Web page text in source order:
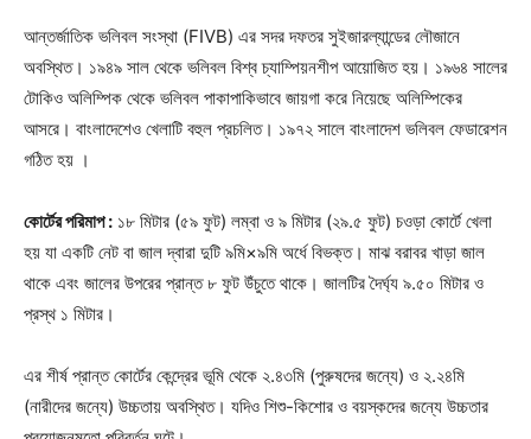
আন্তর্জাতিক ভলিবল সংস্থা (FIVB) এর সদর দফতর সুইজারল্যান্ডের লৌজানে
অবস্থিত। ১৯৪৯ সাল থেকে ভলিবল বিশ্ব চ্যাম্পিয়নশীপ আয়োজিত হয়। ১৯৬৪ সালের
টোকিও অলিম্পিক থেকে ভলিবল পাকাপাকিভাবে জায়গা করে নিয়েছে অলিম্পিকের
আসরে। বাংলাদেশেও খেলাটি বহুল প্রচলিত। ১৯৭২ সালে বাংলাদেশ ভলিবল ফেডারেশন
গঠিত হয় ।
কোর্টের পরিমাপ : ১৮ মিটার (৫৯ ফুট) লম্বা ও ৯ মিটার (২৯.৫ ফুট) চওড়া কোর্টে খেলা
হয় যা একটি নেট বা জাল দ্বারা দুটি ৯মি×৯মি অর্ধে বিভক্ত। মাঝ বরাবর খাড়া জাল
থাকে এবং জালের উপরের প্রান্ত ৮ ফুট উঁচুতে থাকে। জালটির দৈর্ঘ্য ৯.৫০ মিটার ও
প্রস্থ ১ মিটার।
এর শীর্ষ প্রান্ত কোর্টের কেন্দ্রের ভূমি থেকে ২.৪৩মি (পুরুষদের জন্যে) ও ২.২৪মি
(নারীদের জন্যে) উচ্চতায় অবস্থিত। যদিও শিশু-কিশোর ও বয়স্কদের জন্যে উচ্চতার